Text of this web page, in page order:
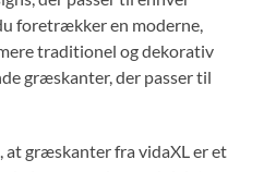
foretrækker en moderne,
traditionel og dekorativ
græskanter, der passer til
at græskanter fra vidaXL er et